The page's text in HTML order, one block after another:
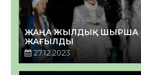
ЖАҢА ЖЫЛДЫҚ
ЖАҒЫЛДЫ
27.12.2023